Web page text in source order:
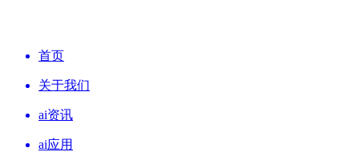
首页
关于我们
ai资讯
ai应用